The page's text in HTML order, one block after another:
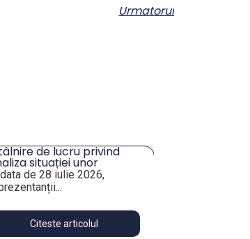
Urmatorul
de lucru privind
situației unor
de interes pentru
publică
de 28 iulie 2026,
Citeste articolul